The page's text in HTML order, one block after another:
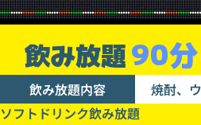
飲み放題90分
飲み放題内容
焼酎、
ソフトドリンク飲み放題